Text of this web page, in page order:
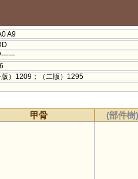
A9
一一
版）1209；（二版）1295
甲骨 (部件樹)